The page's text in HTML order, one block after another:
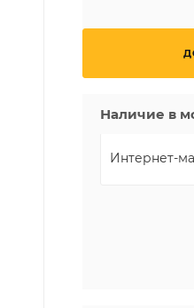
Наличие в
Интернет-